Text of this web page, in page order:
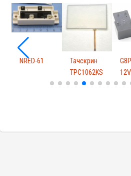
NRED-61
Тачскрин
TPC1062KS